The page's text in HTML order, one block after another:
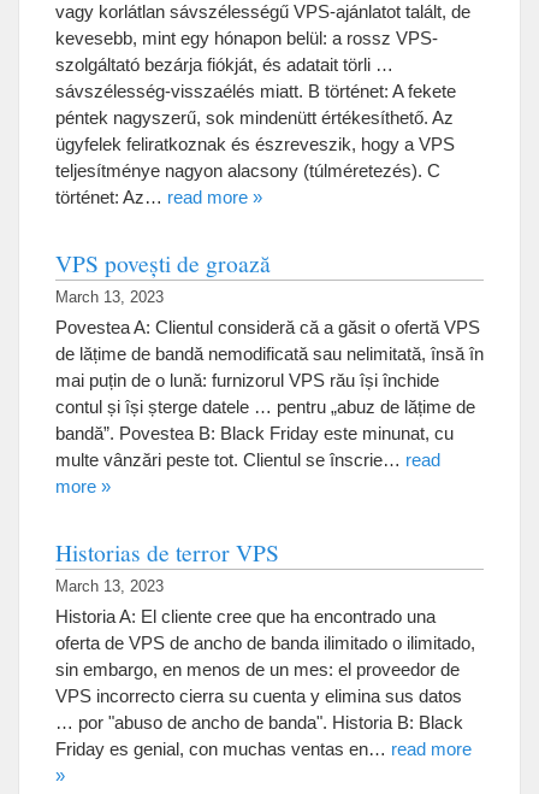
vagy korlátlan sávszélességű VPS-ajánlatot talált, de
kevesebb, mint egy hónapon belül: a rossz VPS-
szolgáltató bezárja fiókját, és adatait törli …
sávszélesség-visszaélés miatt. B történet: A fekete
péntek nagyszerű, sok mindenütt értékesíthető. Az
ügyfelek feliratkoznak és észreveszik, hogy a VPS
teljesítménye nagyon alacsony (túlméretezés). C
történet: Az… read more »
VPS povești de groază
March 13, 2023
Povestea A: Clientul consideră că a găsit o ofertă VPS
de lățime de bandă nemodificată sau nelimitată, însă în
mai puțin de o lună: furnizorul VPS rău își închide
contul și își șterge datele … pentru „abuz de lățime de
bandă”. Povestea B: Black Friday este minunat, cu
multe vânzări peste tot. Clientul se înscrie… read
more »
Historias de terror VPS
March 13, 2023
Historia A: El cliente cree que ha encontrado una
oferta de VPS de ancho de banda ilimitado o ilimitado,
sin embargo, en menos de un mes: el proveedor de
VPS incorrecto cierra su cuenta y elimina sus datos
… por "abuso de ancho de banda". Historia B: Black
Friday es genial, con muchas ventas en… read more
»